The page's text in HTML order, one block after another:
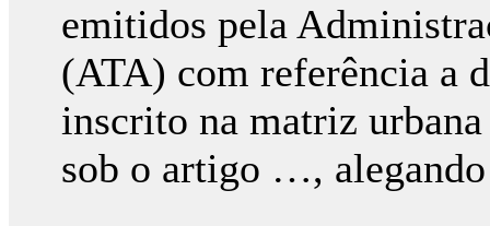
emitidos pela
(ATA) com referência a
inscrito na matriz
sob o artigo …,